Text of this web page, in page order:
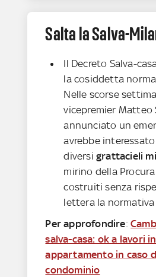
Salta la Salva-
Il Decreto Salva-
la cosiddetta
Nelle scorse
vicepremier Matteo
annunciato un
avrebbe
diversigrattacieli
mirino della
costruiti senza
lettera la normativa
Per approfondire:
salva-casa: ok a lavori
appartamento in caso
condominio